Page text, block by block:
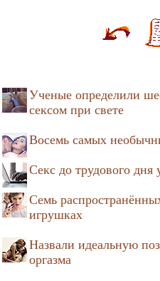
Ученые определили
сексом при свете
Восемь самых
Секс до трудового дня
Семь
игрушках
Назвали идеальную
оргазма